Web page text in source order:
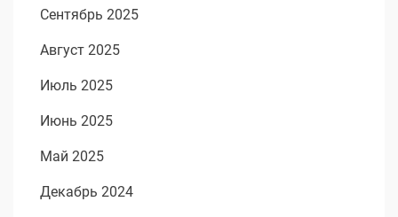
Сентябрь 2025
Август 2025
Июль 2025
Июнь 2025
Май 2025
Декабрь 2024